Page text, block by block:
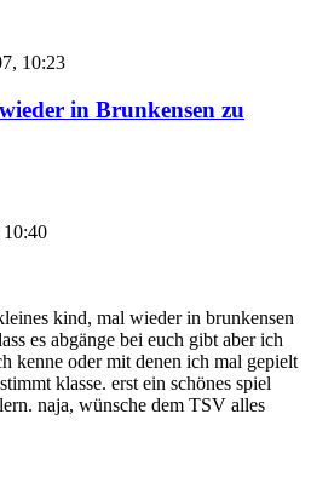
10:23
in Brunkensen zu
kind, mal wieder in brunkensen
es abgänge bei euch gibt aber ich
kenne oder mit denen ich mal gepielt
klasse. erst ein schönes spiel
naja, wünsche dem TSV alles